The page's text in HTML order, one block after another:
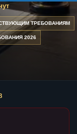
ТРЕБОВАНИЯМ
2026